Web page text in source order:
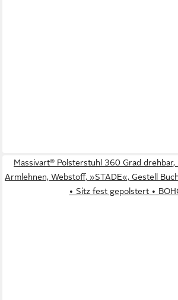
Massivart® Polsterstuhl 360 Grad
Armlehnen, Webstoff, »STADE«, Gestell
• Sitz fest gepolstert •